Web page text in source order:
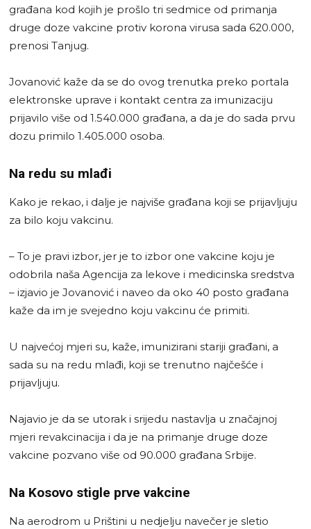
građana kod kojih je prošlo tri sedmice od primanja
druge doze vakcine protiv korona virusa sada 620.000,
prenosi Tanjug.
Jovanović kaže da se do ovog trenutka preko portala
elektronske uprave i kontakt centra za imunizaciju
prijavilo više od 1.540.000 građana, a da je do sada prvu
dozu primilo 1.405.000 osoba.
Na redu su mlađi
Kako je rekao, i dalje je najviše građana koji se prijavljuju
za bilo koju vakcinu.
– To je pravi izbor, jer je to izbor one vakcine koju je
odobrila naša Agencija za lekove i medicinska sredstva
– izjavio je Jovanović i naveo da oko 40 posto građana
kaže da im je svejedno koju vakcinu će primiti.
U najvećoj mjeri su, kaže, imunizirani stariji građani, a
sada su na redu mlađi, koji se trenutno najčešće i
prijavljuju.
Najavio je da se utorak i srijedu nastavlja u značajnoj
mjeri revakcinacija i da je na primanje druge doze
vakcine pozvano više od 90.000 građana Srbije.
Na Kosovo stigle prve vakcine
Na aerodrom u Prištini u nedjelju navečer je sletio